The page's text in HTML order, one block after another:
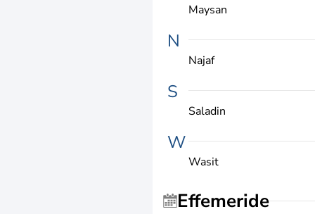
Maysan
N
Najaf
S
Saladin
W
Wasit
Effemeride